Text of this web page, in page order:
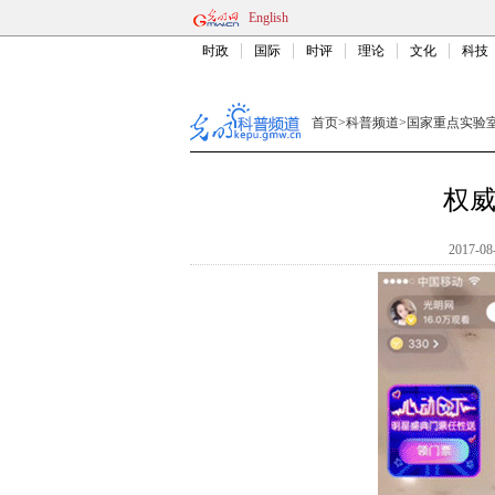
English
时政 国际 时评 理论 文化 科技
首页>科普频道> 国家重点实验
权
2017-